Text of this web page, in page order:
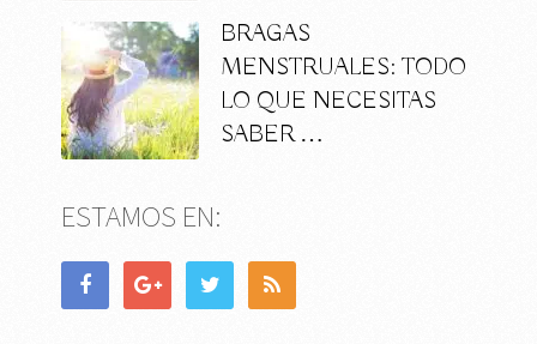
BRAGAS
MENSTRUALES: TODO
LO QUE NECESITAS
SABER …
ESTAMOS EN: